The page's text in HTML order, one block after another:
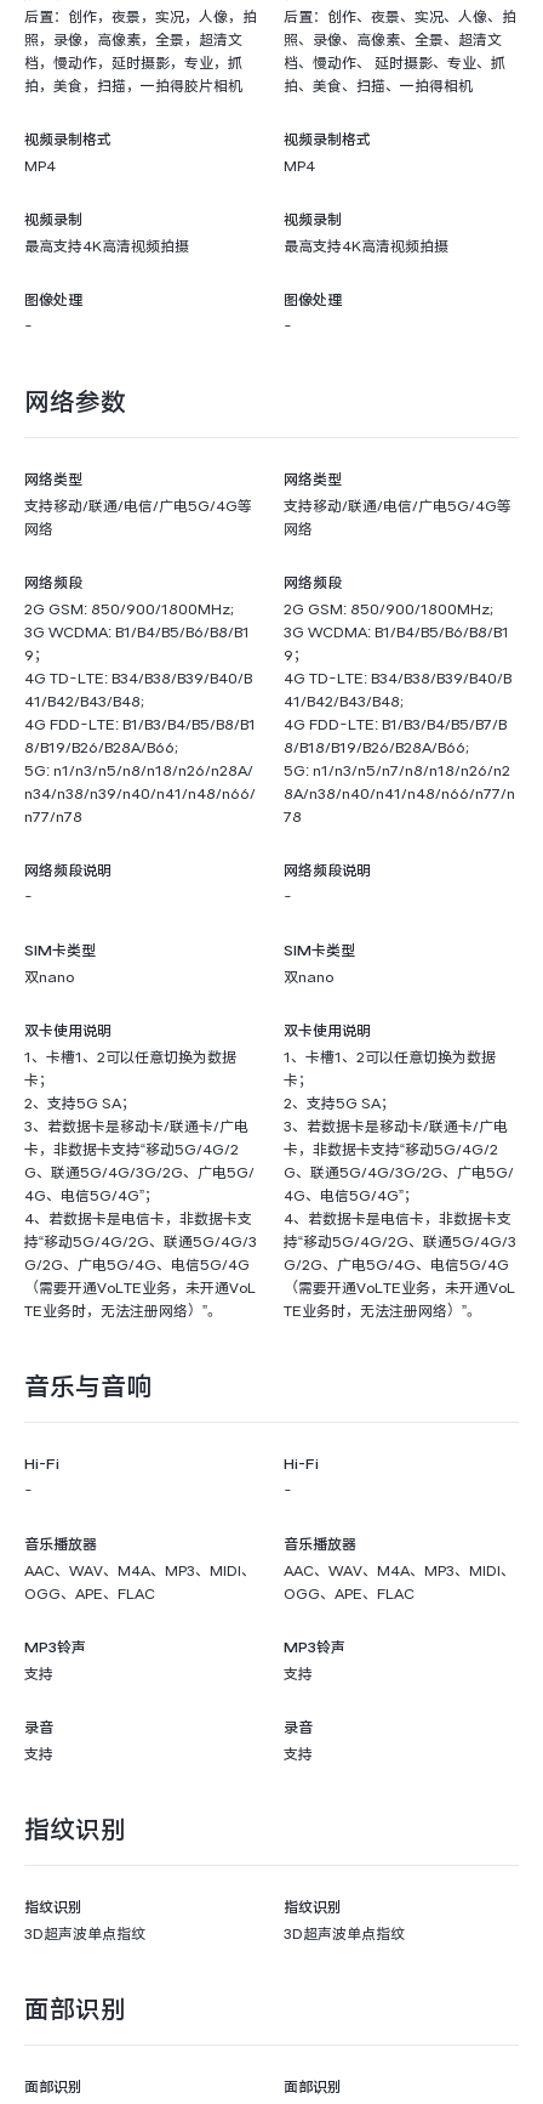
后置：创作，夜景，实况，人像，拍
照，录像，高像素，全景，超清文
档，慢动作，延时摄影，专业，抓
拍，美食，扫描，一拍得胶片相机
后置：创作、夜景、实况、人像、拍
照、录像、高像素、全景、超清文
档、慢动作、 延时摄影、专业、抓
拍、美食、扫描、一拍得相机
视频录制格式
MP4
视频录制格式
MP4
视频录制
最高支持4K高清视频拍摄
视频录制
最高支持4K高清视频拍摄
图像处理
-
图像处理
-
网络参数
网络类型
支持移动/联通/电信/广电5G/4G等
网络
网络类型
支持移动/联通/电信/广电5G/4G等
网络
网络频段
2G GSM: 850/900/1800MHz;
3G WCDMA: B1/B4/B5/B6/B8/B1
9；
4G TD-LTE: B34/B38/B39/B40/B
41/B42/B43/B48;
4G FDD-LTE: B1/B3/B4/B5/B8/B1
8/B19/B26/B28A/B66;
5G: n1/n3/n5/n8/n18/n26/n28A/
n34/n38/n39/n40/n41/n48/n66/
n77/n78
网络频段
2G GSM: 850/900/1800MHz;
3G WCDMA: B1/B4/B5/B6/B8/B1
9；
4G TD-LTE: B34/B38/B39/B40/B
41/B42/B43/B48;
4G FDD-LTE: B1/B3/B4/B5/B7/B
8/B18/B19/B26/B28A/B66;
5G: n1/n3/n5/n7/n8/n18/n26/n2
8A/n38/n40/n41/n48/n66/n77/n
78
网络频段说明
-
网络频段说明
-
SIM卡类型
双nano
SIM卡类型
双nano
双卡使用说明
1、卡槽1、2可以任意切换为数据
卡；
2、支持5G SA；
3、若数据卡是移动卡/联通卡/广电
卡，非数据卡支持“移动5G/4G/2
G、联通5G/4G/3G/2G、广电5G/
4G、电信5G/4G”；
4、若数据卡是电信卡，非数据卡支
持“移动5G/4G/2G、联通5G/4G/3
G/2G、广电5G/4G、电信5G/4G
（需要开通VoLTE业务，未开通VoL
TE业务时，无法注册网络）”。
双卡使用说明
1、卡槽1、2可以任意切换为数据
卡；
2、支持5G SA；
3、若数据卡是移动卡/联通卡/广电
卡，非数据卡支持“移动5G/4G/2
G、联通5G/4G/3G/2G、广电5G/
4G、电信5G/4G”；
4、若数据卡是电信卡，非数据卡支
持“移动5G/4G/2G、联通5G/4G/3
G/2G、广电5G/4G、电信5G/4G
（需要开通VoLTE业务，未开通VoL
TE业务时，无法注册网络）”。
音乐与音响
Hi-Fi
-
Hi-Fi
-
音乐播放器
AAC、WAV、M4A、MP3、MIDI、
OGG、APE、FLAC
音乐播放器
AAC、WAV、M4A、MP3、MIDI、
OGG、APE、FLAC
MP3铃声
支持
MP3铃声
支持
录音
支持
录音
支持
指纹识别
指纹识别
3D超声波单点指纹
指纹识别
3D超声波单点指纹
面部识别
面部识别
面部识别